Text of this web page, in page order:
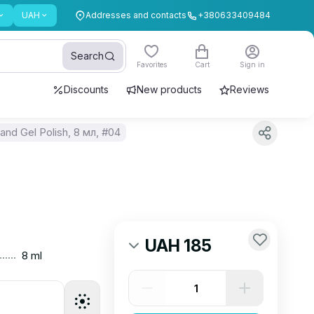
UAH Addresses and contacts +380633409484
Search
Favorites Cart Sign in
Discounts New products Reviews
Gel Polish, 8 мл, #04
8 ml UAH 185